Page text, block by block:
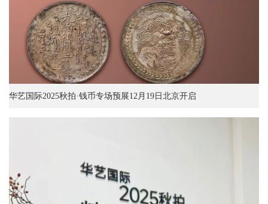
华艺国际2025秋拍·钱币专场预展12月19日北京开启